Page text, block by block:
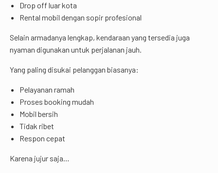
Drop off luar kota
Rental mobil dengan sopir profesional
Selain armadanya lengkap, kendaraan yang tersedia juga
nyaman digunakan untuk perjalanan jauh.
Yang paling disukai pelanggan biasanya:
Pelayanan ramah
Proses booking mudah
Mobil bersih
Tidak ribet
Respon cepat
Karena jujur saja…